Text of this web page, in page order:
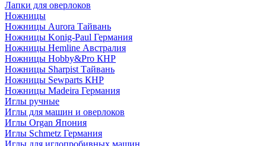
Лапки для оверлоков
Ножницы
Ножницы Aurora Тайвань
Ножницы Konig-Paul Германия
Ножницы Hemline Австралия
Ножницы Hobby&Pro КНР
Ножницы Sharpist Тайвань
Ножницы Sewparts КНР
Ножницы Madeira Германия
Иглы ручные
Иглы для машин и оверлоков
Иглы Organ Япония
Иглы Schmetz Германия
Иглы для иглопробивных машин